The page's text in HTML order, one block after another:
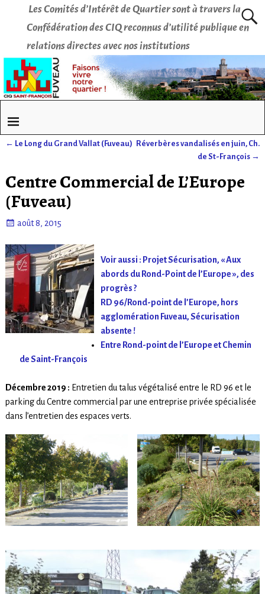
Les Comités d’Intérêt de Quartier sont à travers la
Confédération des CIQ reconnus d’utilité publique en
relations directes avec nos institutions
← Le Long du Grand Vallat (Fuveau) Réverbères vandalisés en juin, Ch.
de St-François →
Centre Commercial de L’Europe
(Fuveau)
août 8, 2015
Voir aussi : Projet Sécurisation, « Aux
abords du Rond-Point de l’Europe », des
progrès ?
RD 96/Rond-point de l’Europe, hors
agglomération Fuveau, Sécurisation
absente !
Entre Rond-point de l’Europe et Chemin
de Saint-François
Décembre 2019 : Entretien du talus végétalisé entre le RD 96 et le
parking du Centre commercial par une entreprise privée spécialisée
dans l’entretien des espaces verts.